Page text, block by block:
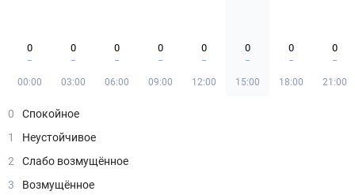
0
00:00
0
03:00
0
06:00
0
09:00
0
12:00
0
15:00
0
18:00
0
21:00
0
Спокойное
1
Неустойчивое
2
Слабо возмущённое
3
Возмущённое